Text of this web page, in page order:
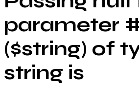
parameter
($string) of
string is